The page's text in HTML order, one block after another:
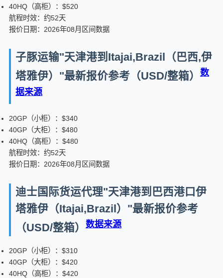
40HQ（高柜）：$520
航程时效：约52天
报价日期：2026年08月区间数据
子豚运输"天津港到Itajai,Brazil（巴西,伊
塔雅伊）"最新报价参考（USD/整箱）
数
据来源
20GP（小柜）：$340
40GP（大柜）：$480
40HQ（高柜）：$480
航程时效：约52天
报价日期：2026年08月区间数据
迪士国际货运代理"天津港到巴西港口伊
塔雅伊（Itajai,Brazil）"最新报价参考
（USD/整箱）
数据来源
20GP（小柜）：$310
40GP（大柜）：$420
40HQ（高柜）：$420